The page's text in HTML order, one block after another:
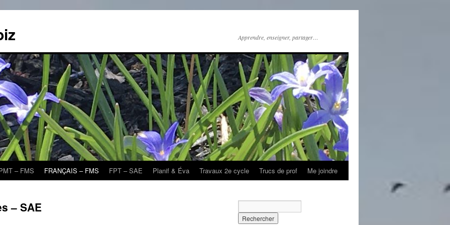
Apprendre, enseigner, partager…
– FMS FRANÇAIS – FMS FPT – SAE Planif & Éva Travaux 2e cycle Trucs de prof Me joindre
– SAE